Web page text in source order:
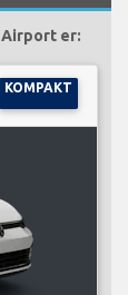
er:
KOMPAKT